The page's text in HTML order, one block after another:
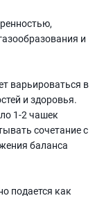
и
варьироваться в
и здоровья.
1-2 чашек
сочетание с
баланса
подается как